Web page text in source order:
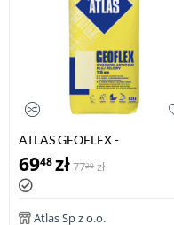
ATLAS GEOFLEX -
wysokoelastyczny klej żelowy
2-15 mm
6948zł7720 zł
Atlas Sp z o.o.